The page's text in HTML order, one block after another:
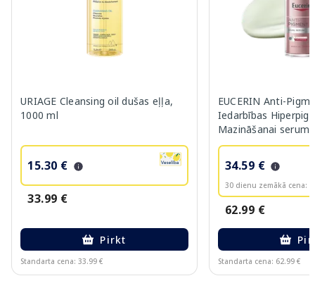
URIAGE Cleansing oil dušas eļļa,
1000 ml
15.30 €
33.99 €
Pirkt
Standarta cena: 33.99 €
EUCERIN Anti-
Iedarbības
Mazināšanai
34.59 €
30 dienu zemākā cena:
62.99 €
Standarta cena: 62.99 €